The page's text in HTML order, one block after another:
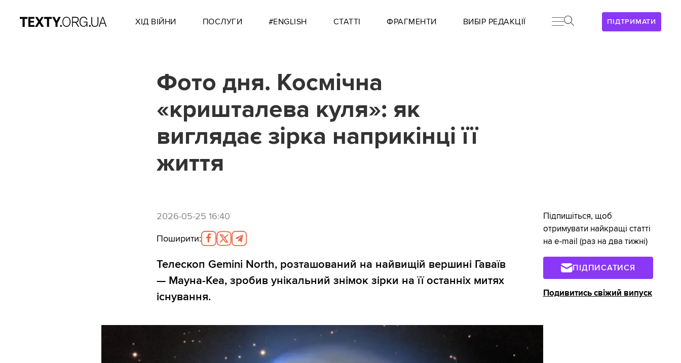
ПІДТРИМАТИ
ХІД ВІЙНИ ПОСЛУГИ #ENGLISH СТАТТІ ФРАГМЕНТИ ВИБІР РЕДАКЦІЇ
Фото дня. Космічна
«кришталева куля»: як
виглядає зірка наприкінці її
життя
2026-05-25 16:40
Поширити:
Телескоп Gemini North, розташований на найвищій вершині Гаваїв
— Мауна-Кеа, зробив унікальний знімок зірки на її останніх митях
існування.
Підпишіться, щоб
отримувати найкращі статті
на e-mail (раз на два тижні)
ПІДПИСАТИСЯ
Подивитись свіжий випуск